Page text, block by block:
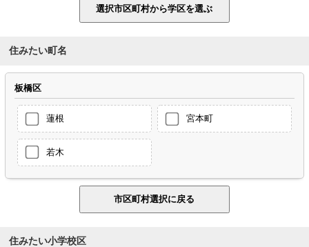
住みたい町名
板橋区
蓮根 宮本町
若木
住みたい小学校区